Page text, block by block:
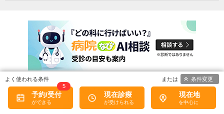
予約/受付
5
現在診療 現在地
条件変更